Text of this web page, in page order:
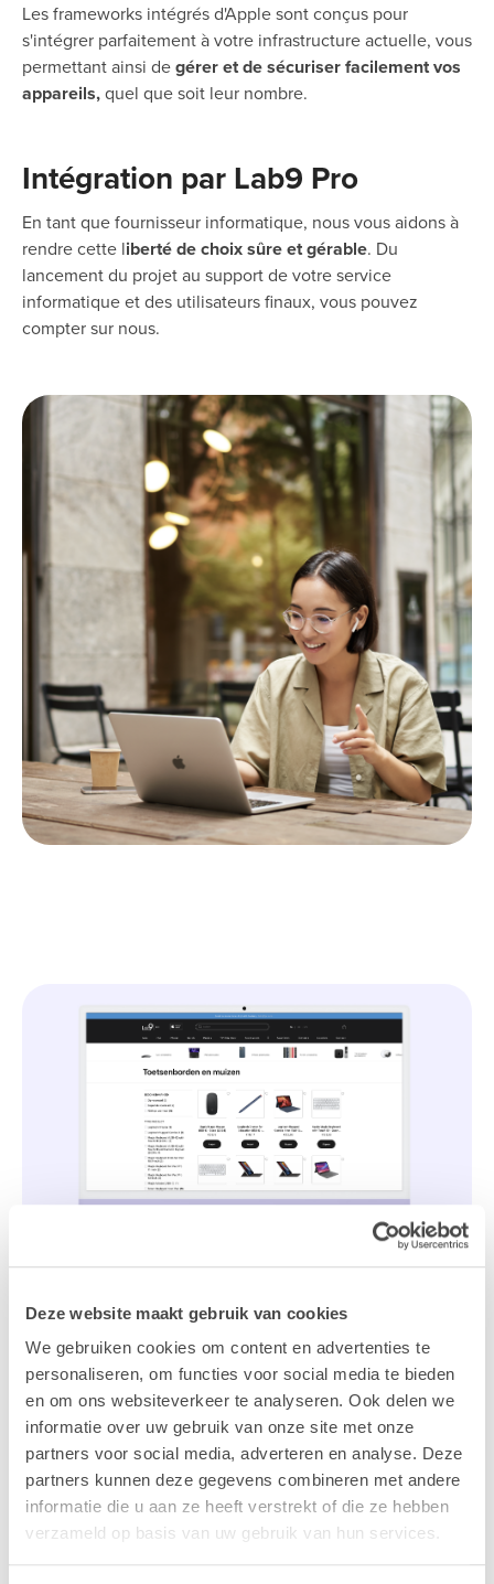
Deze website maakt gebruik van cookies
We gebruiken cookies om content en advertenties te
personaliseren, om functies voor social media te bieden
en om ons websiteverkeer te analyseren. Ook delen we
informatie over uw gebruik van onze site met onze
partners voor social media, adverteren en analyse. Deze
partners kunnen deze gegevens combineren met andere
informatie die u aan ze heeft verstrekt of die ze hebben
verzameld op basis van uw gebruik van hun services.
Les frameworks intégrés d'Apple sont conçus pour
s'intégrer parfaitement à votre infrastructure actuelle, vous
permettant ainsi degérer et de sécuriser facilement vos
appareils,quel que soit leur nombre.
Intégration par Lab9 Pro
En tant que fournisseur informatique, nous vous aidons à
rendre cette liberté de choix sûre et gérable. Du
lancement du projet au support de votre service
informatique et des utilisateurs finaux, vous pouvez
compter sur nous.
Rémunération via
unflexplan
Boutique en ligne personnalisée